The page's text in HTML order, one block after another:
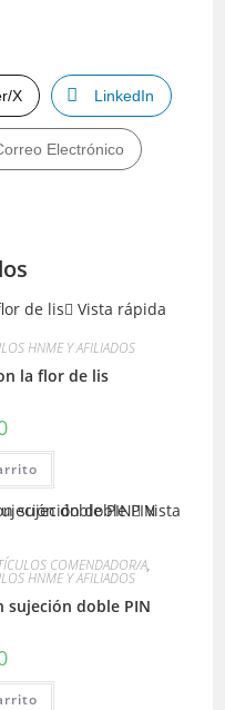
X LinkedIn
Electrónico
Vista rápida
HNME Y AFILIADOS
la flor de lis
Vista
COMENDADOR/A,
HNME Y AFILIADOS
sujeción doble PIN